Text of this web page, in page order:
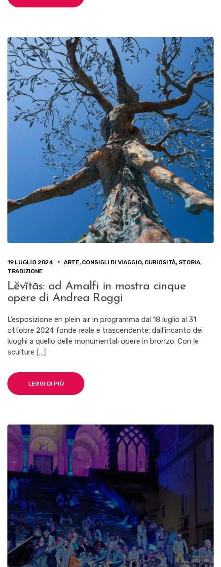
19 LUGLIO 2024 ARTE, CONSIGLI DI VIAGGIO, CURIOSITÀ, STORIA,
TRADIZIONE
Lĕvĭtās: ad Amalfi in mostra cinque
opere di Andrea Roggi
L’esposizione en plein air in programma dal 18 luglio al 31
ottobre 2024 fonde reale e trascendente: dall’incanto dei
luoghi a quello delle monumentali opere in bronzo. Con le
sculture […]
LEGGI DI PIÙ